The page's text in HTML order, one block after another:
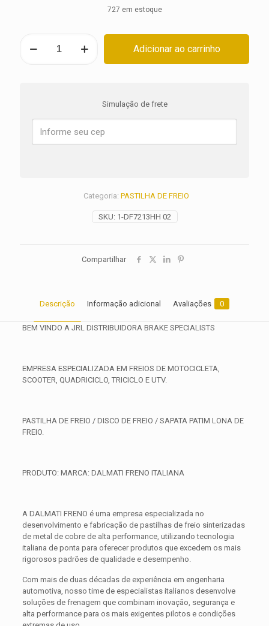
727 em estoque
Explorer
ANO
Adicionar ao carrinho
Simulação de frete
SKU: 1-DF7213HH 02
Categoria: PASTILHA DE FREIO
Compartilhar
Descrição Informação adicional Avaliações 0
BEM VINDO A JRL DISTRIBUIDORA BRAKE SPECIALISTS
EMPRESA ESPECIALIZADA EM FREIOS DE MOTOCICLETA,
SCOOTER, QUADRICICLO, TRICICLO E UTV.
PASTILHA DE FREIO / DISCO DE FREIO / SAPATA PATIM LONA DE
FREIO.
PRODUTO: MARCA: DALMATI FRENO ITALIANA
A DALMATI FRENO é uma empresa especializada no
desenvolvimento e fabricação de pastilhas de freio sinterizadas
de metal de cobre de alta performance, utilizando tecnologia
italiana de ponta para oferecer produtos que excedem os mais
rigorosos padrões de qualidade e desempenho.
Com mais de duas décadas de experiência em engenharia
automotiva, nosso time de especialistas italianos desenvolve
soluções de frenagem que combinam inovação, segurança e
alta performance para os mais exigentes pilotos e condições